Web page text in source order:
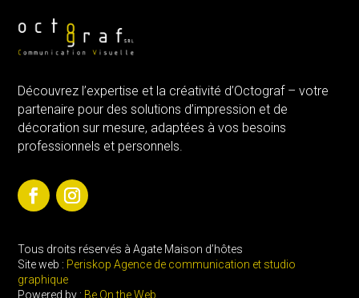
Découvrez l’expertise et la créativité d’Octograf – votre
partenaire pour des solutions d’impression et de
décoration sur mesure, adaptées à vos besoins
professionnels et personnels.
Tous droits réservés à Agate Maison d’hôtes
Site web : Periskop Agence de communication et studio
graphique
Powered by : Be On the Web